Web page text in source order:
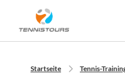
Startseite Tennis-